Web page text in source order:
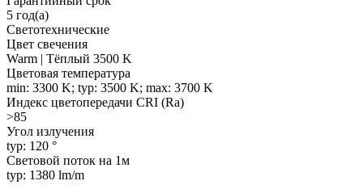
5 год(а)
Светотехнические
Цвет свечения
Warm | Тёплый 3500 K
Цветовая температура
min: 3300 K; typ: 3500 K; max: 3700 K
Индекс цветопередачи CRI (Ra)
>85
Угол излучения
typ: 120 °
Световой поток на 1м
typ: 1380 lm/m